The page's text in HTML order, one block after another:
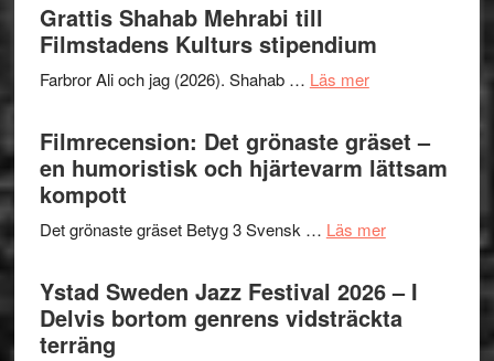
presenterar
19
titlar
i
Grattis Shahab Mehrabi till
Filmstadens Kulturs stipendium
Farbror Ali och jag (2026). Shahab … Läs merom
Shahab
Mehrabi
till
Kulturs
Filmrecension: Det grönaste gräset –
en humoristisk och hjärtevarm lättsam
kompott
Det grönaste gräset Betyg 3 Svensk … Läs merom
Filmrecension:
Det
grönaste
gräset
Ystad Sweden Jazz Festival 2026 – I
Delvis bortom genrens vidsträckta
terräng